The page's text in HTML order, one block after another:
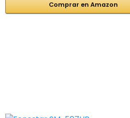
Comprar en Amazon